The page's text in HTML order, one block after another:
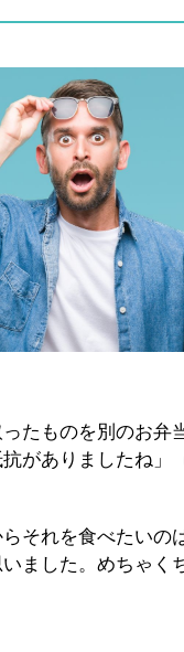
たものを別のお
がありましたね」
それを食べたい
ました。めちゃく